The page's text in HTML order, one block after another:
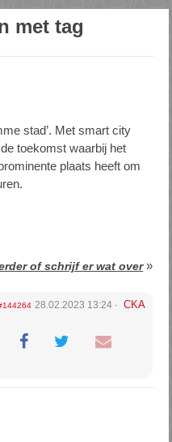
met tag
stad’. Met smart city
toekomst waarbij het
plaats heeft om
of schrijf er wat over»
28.02.2023 13:24 CKA